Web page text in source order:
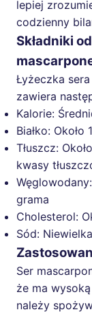
lepiej
codzienny
Składniki
Łyżeczka
zawiera
Kalorie:
Białko: Około
Tłuszcz:
kwasy
grama
Cholesterol:
Sód:
Ser
że ma
należy